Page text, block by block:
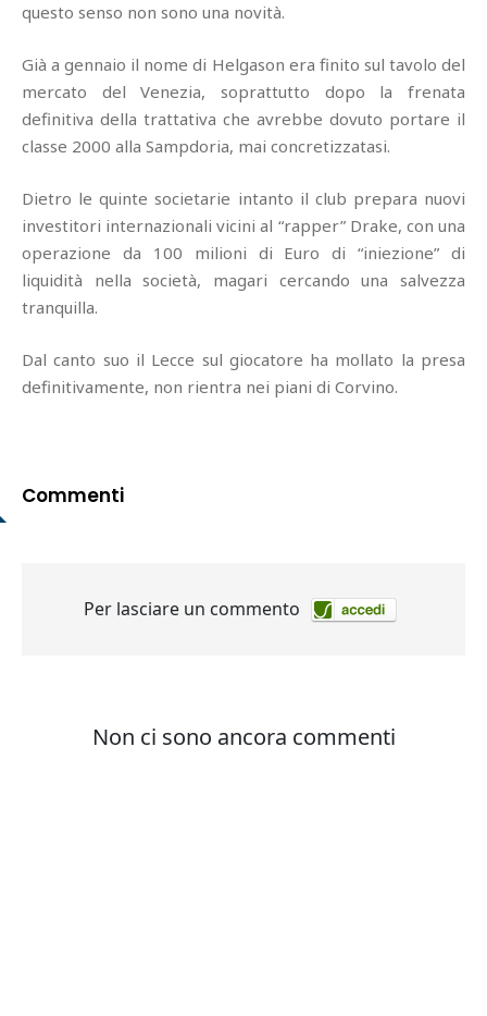
questo senso non sono una novità.
Già a gennaio il nome di Helgason era finito sul tavolo del
mercato del Venezia, soprattutto dopo la frenata
definitiva della trattativa che avrebbe dovuto portare il
classe 2000 alla Sampdoria, mai concretizzatasi.
Dietro le quinte societarie intanto il club prepara nuovi
investitori internazionali vicini al “rapper” Drake, con una
operazione da 100 milioni di Euro di “iniezione” di
liquidità nella società, magari cercando una salvezza
tranquilla.
Dal canto suo il Lecce sul giocatore ha mollato la presa
definitivamente, non rientra nei piani di Corvino.
Commenti